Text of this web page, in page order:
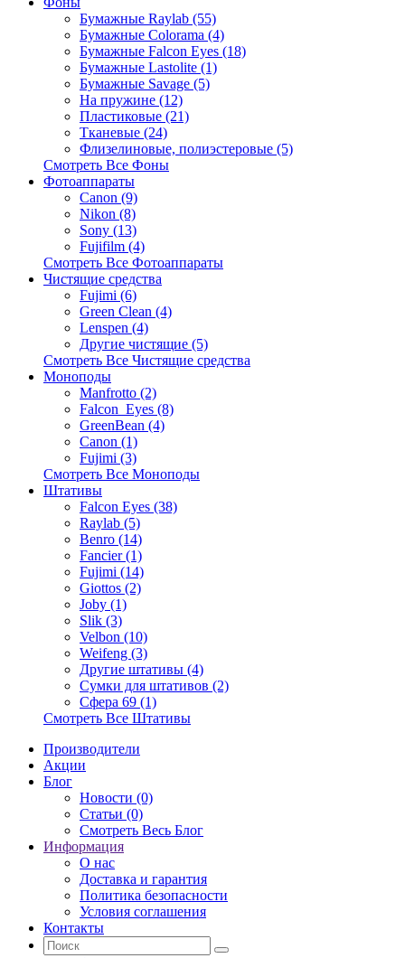
Бумажные Raylab (55)
Бумажные Colorama (4)
Бумажные Falcon Eyes (18)
Бумажные Lastolite (1)
Бумажные Savage (5)
На пружине (12)
Пластиковые (21)
Тканевые (24)
Флизелиновые, полиэстеровые (5)
Смотреть Все Фоны
Фотоаппараты
Canon (9)
Nikon (8)
Sony (13)
Fujifilm (4)
Смотреть Все Фотоаппараты
Чистящие средства
Fujimi (6)
Green Clean (4)
Lenspen (4)
Другие чистящие (5)
Смотреть Все Чистящие средства
Моноподы
Manfrotto (2)
Falcon_Eyes (8)
GreenBean (4)
Canon (1)
Fujimi (3)
Смотреть Все Моноподы
Штативы
Falcon Eyes (38)
Raylab (5)
Benro (14)
Fancier (1)
Fujimi (14)
Giottos (2)
Joby (1)
Slik (3)
Velbon (10)
Weifeng (3)
Другие штативы (4)
Сумки для штативов (2)
Сфера 69 (1)
Смотреть Все Штативы
Производители
Акции
Блог
Новости (0)
Статьи (0)
Смотреть Весь Блог
Информация
О нас
Доставка и гарантия
Политика безопасности
Условия соглашения
Контакты